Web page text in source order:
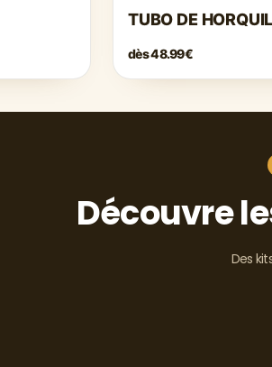
TUBO DE
dès48.99€
Découvre
Des